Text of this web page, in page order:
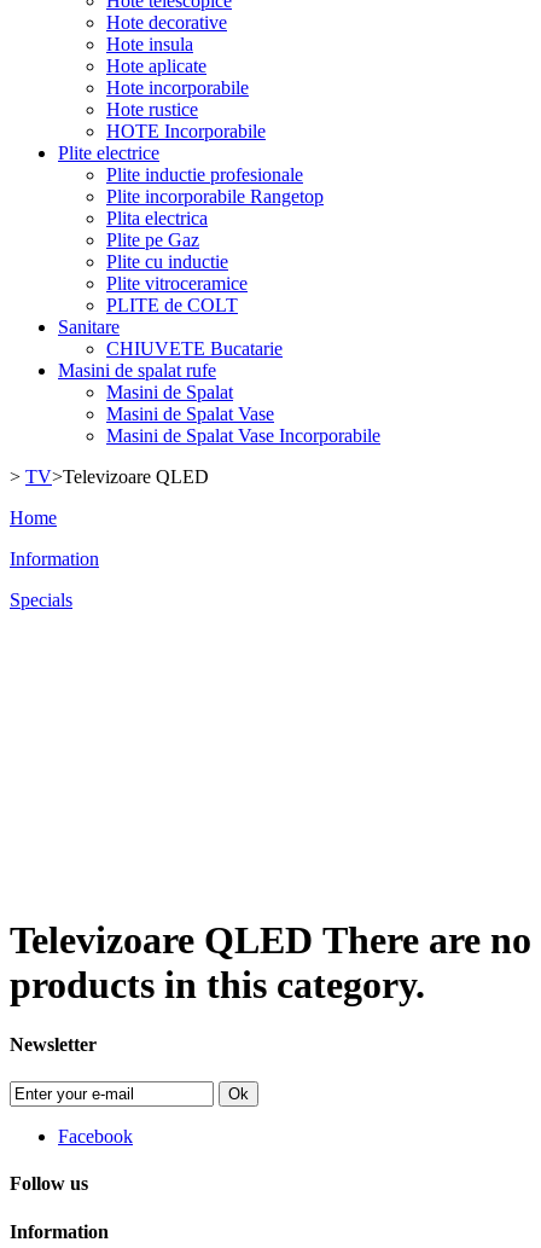
Hote decorative
Hote insula
Hote aplicate
Hote incorporabile
Hote rustice
HOTE Incorporabile
Plite electrice
Plite inductie profesionale
Plite incorporabile Rangetop
Plita electrica
Plite pe Gaz
Plite cu inductie
Plite vitroceramice
PLITE de COLT
Sanitare
CHIUVETE Bucatarie
Masini de spalat rufe
Masini de Spalat
Masini de Spalat Vase
Masini de Spalat Vase Incorporabile
> TV>Televizoare QLED
Home
Information
Specials
Televizoare QLED There are no
products in this category.
Newsletter
Ok
Facebook
Follow us
Information